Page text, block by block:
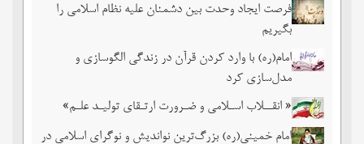
فرصت ایجاد وحدت بین دشمنان علیه نظام اسلامی را
بگیریم
امام(ره) با وارد کردن قرآن در زندگی الگوسازی و
مدل‌سازی کرد
« انقــلاب اسـلامی و ضـرورت ارتـقای تولیـد علـم»
امام خمینی(ره) بزرگ‌ترین نواندیش و نوگرای اسلامی در